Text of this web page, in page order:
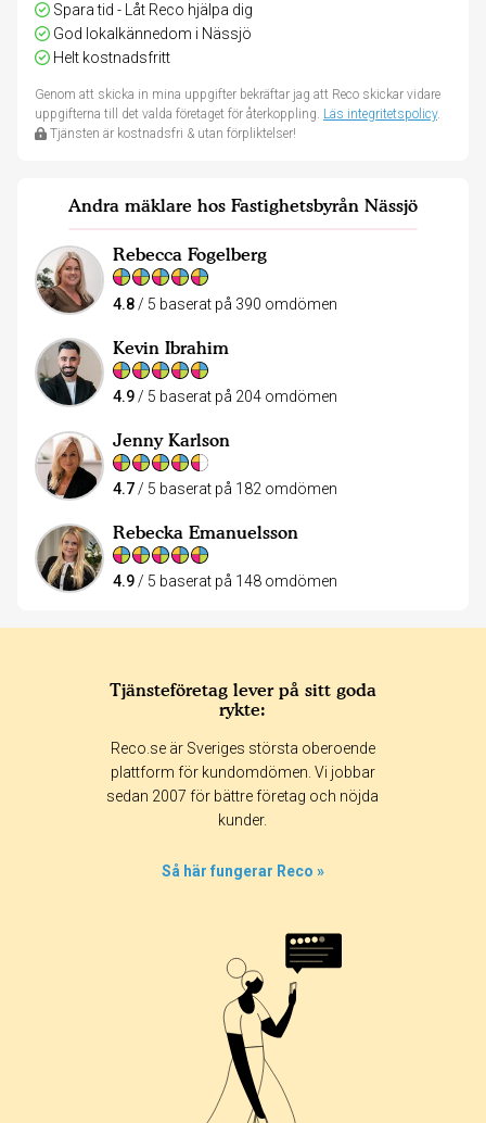
Spara tid - Låt Reco hjälpa dig
God lokalkännedom i Nässjö
Helt kostnadsfritt
Genom att skicka in mina uppgifter bekräftar jag att Reco skickar vidare
uppgifterna till det valda företaget för återkoppling. Läs integritetspolicy.
Tjänsten är kostnadsfri & utan förpliktelser!
Andra mäklare hos Fastighetsbyrån Nässjö
Rebecca Fogelberg
4.8 / 5 baserat på 390 omdömen
Kevin Ibrahim
4.9 / 5 baserat på 204 omdömen
Jenny Karlson
4.7/ 5 baserat på 182 omdömen
Rebecka Emanuelsson
4.9/ 5 baserat på 148 omdömen
Tjänsteföretag lever på sitt goda
rykte:
Reco.se är Sveriges största oberoende
plattform för kundomdömen. Vi jobbar
sedan 2007 för bättre företag och nöjda
kunder.
Så här fungerar Reco »